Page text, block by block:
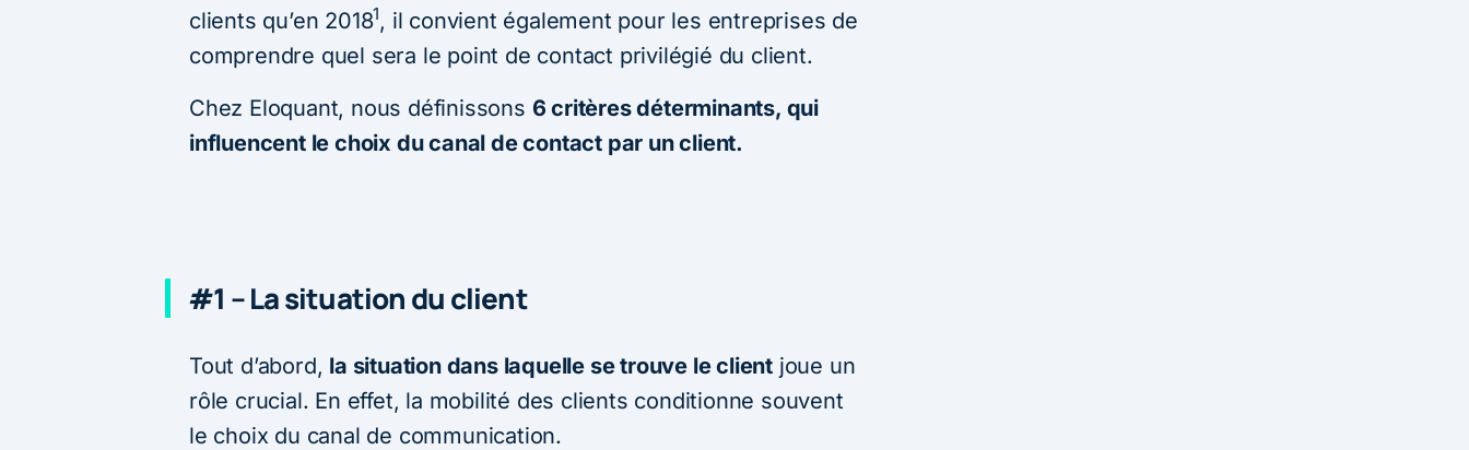
clients qu’en 20181, il convient également pour les entreprises de
comprendre quel sera le point de contact privilégié du client.
Chez Eloquant, nous définissons 6 critères déterminants, qui
influencent le choix du canal de contact par un client.
#1 – La situation du client
Tout d’abord, la situation dans laquelle se trouve le client joue un
rôle crucial. En effet, la mobilité des clients conditionne souvent
le choix du canal de communication.